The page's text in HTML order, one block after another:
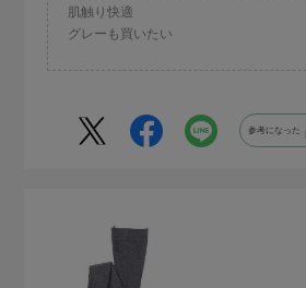
肌触り快適
グレーも買いたい
参考になった